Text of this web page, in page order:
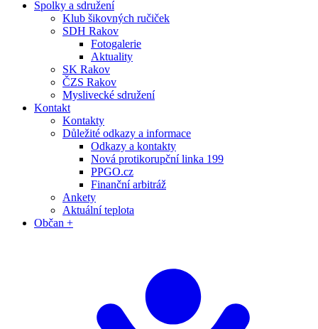
Spolky a sdružení
Klub šikovných ručiček
SDH Rakov
Fotogalerie
Aktuality
SK Rakov
ČZS Rakov
Myslivecké sdružení
Kontakt
Kontakty
Důležité odkazy a informace
Odkazy a kontakty
Nová protikorupční linka 199
PPGO.cz
Finanční arbitráž
Ankety
Aktuální teplota
Občan +